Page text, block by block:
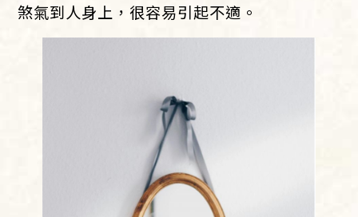
煞氣到人身上，很容易引起不適。